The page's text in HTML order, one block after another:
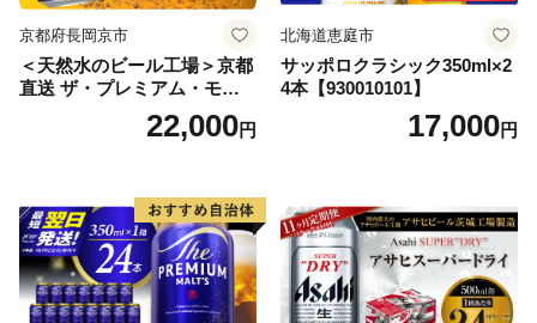
京都府長岡京市
＜天然水のビール工場＞京都
直送 ザ・プレミアム・モル
ツ 350ml×24本 プレモル [149
22,000円
北海道恵庭市
サッポロクラシック350ml×2
4本【930010101】
17,000円